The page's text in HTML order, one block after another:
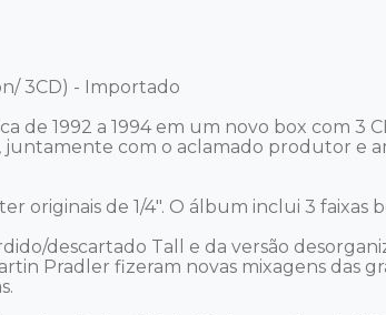
3CD) - Importado
de 1992 a 1994 em um novo box com 3
com o aclamado produtor e
originais de 1/4". O álbum inclui 3 faixas
descartado Tall e da versão
Pradler fizeram novas mixagens das